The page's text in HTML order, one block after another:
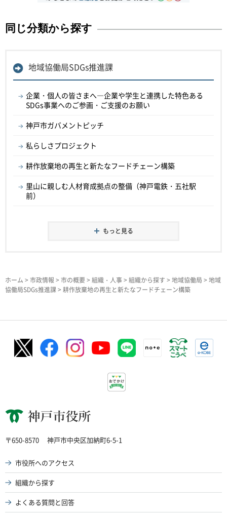
同じ分類から探す
地域協働局SDGs推進課
企業・個人の皆さまへ―企業や学生と連携した特色ある
SDGs事業へのご参画・ご支援のお願い
神戸市ガバメントピッチ
私らしさプロジェクト
耕作放棄地の再生と新たなフードチェーン構築
里山に親しむ人材育成拠点の整備（神戸電鉄・五社駅
前）
もっと見る
ホーム > 市政情報 > 市の概要> 組織・人事> 組織から探す > 地域協働局 > 地域
協働局SDGs推進課> 耕作放棄地の再生と新たなフードチェーン構築
神戸市役所
〒650-8570 神戸市中央区加納町6-5-1
市役所へのアクセス
組織から探す
よくある質問と回答